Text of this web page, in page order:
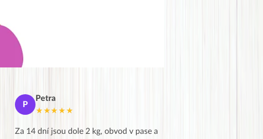
P
Petra
★★★★★
Za 14 dní jsou dole 2 kg, obvod v pase a